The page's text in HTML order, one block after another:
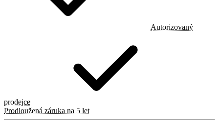
Autorizovaný
prodejce
Prodloužená záruka na 5 let